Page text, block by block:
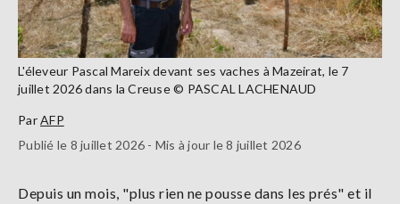
L'éleveur Pascal Mareix devant ses vaches à Mazeirat, le 7
juillet 2026 dans la Creuse © PASCAL LACHENAUD
ParAFP
Publié le 8 juillet 2026 - Mis à jour le 8 juillet 2026
Depuis un mois, "plus rien ne pousse dans les prés" et il